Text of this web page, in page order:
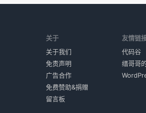
关于
关于我们
免责声明
广告合作
免费赞助&捐赠
留言板
友情链
代码谷
缙哥哥